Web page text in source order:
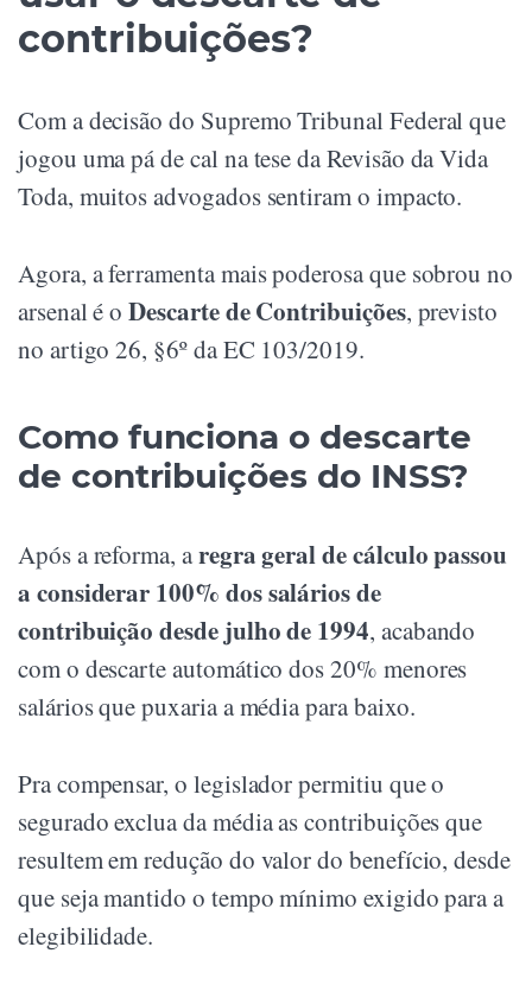
contribuições?
Com a decisão do Supremo Tribunal Federal que
jogou uma pá de cal na tese da Revisão da Vida
Toda, muitos advogados sentiram o impacto.
Agora, a ferramenta mais poderosa que sobrou no
arsenal é oDescarte de Contribuições, previsto
no artigo 26, §6º da EC 103/2019.
Como funciona o descarte
de contribuições do INSS?
Após a reforma, aregra geral de cálculo passou
a considerar 100% dos salários de
contribuição desde julho de 1994, acabando
com o descarte automático dos 20% menores
salários que puxaria a média para baixo.
Pra compensar, o legislador permitiu que o
segurado exclua da média as contribuições que
resultem em redução do valor do benefício, desde
que seja mantido o tempo mínimo exigido para a
elegibilidade.